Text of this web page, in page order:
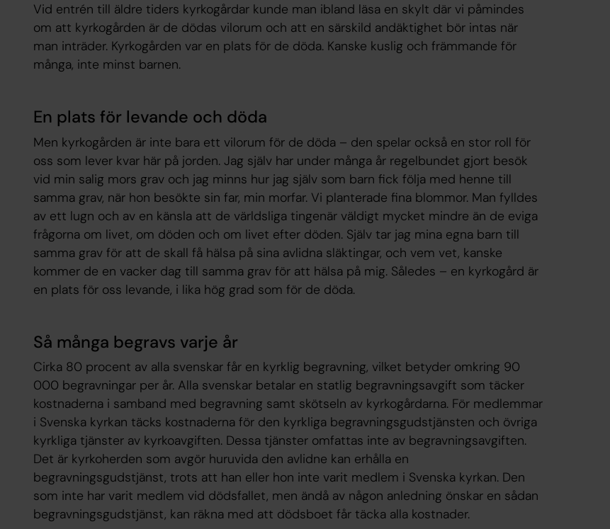
Vid entrén till äldre tiders kyrkogårdar kunde man ibland läsa en skylt där vi påmindes
om att kyrkogården är de dödas vilorum och att en särskild andäktighet bör intas när
man inträder. Kyrkogården var en plats för de döda. Kanske kuslig och främmande för
många, inte minst barnen.
En plats för levande och döda
Men kyrkogården är inte bara ett vilorum för de döda – den spelar också en stor roll för
oss som lever kvar här på jorden. Jag själv har under många år regelbundet gjort besök
vid min salig mors grav och jag minns hur jag själv som barn fick följa med henne till
samma grav, när hon besökte sin far, min morfar. Vi planterade fina blommor. Man fylldes
av ett lugn och av en känsla att de världsliga tingenär väldigt mycket mindre än de eviga
frågorna om livet, om döden och om livet efter döden. Själv tar jag mina egna barn till
samma grav för att de skall få hälsa på sina avlidna släktingar, och vem vet, kanske
kommer de en vacker dag till samma grav för att hälsa på mig. Således – en kyrkogård är
en plats för oss levande, i lika hög grad som för de döda.
Så många begravs varje år
Cirka 80 procent av alla svenskar får en kyrklig begravning, vilket betyder omkring 90
000 begravningar per år. Alla svenskar betalar en statlig begravningsavgift som täcker
kostnaderna i samband med begravning samt skötseln av kyrkogårdarna. För medlemmar
i Svenska kyrkan täcks kostnaderna för den kyrkliga begravningsgudstjänsten och övriga
kyrkliga tjänster av kyrkoavgiften. Dessa tjänster omfattas inte av begravningsavgiften.
Det är kyrkoherden som avgör huruvida den avlidne kan erhålla en
begravningsgudstjänst, trots att han eller hon inte varit medlem i Svenska kyrkan. Den
som inte har varit medlem vid dödsfallet, men ändå av någon anledning önskar en sådan
begravningsgudstjänst, kan räkna med att dödsboet får täcka alla kostnader.